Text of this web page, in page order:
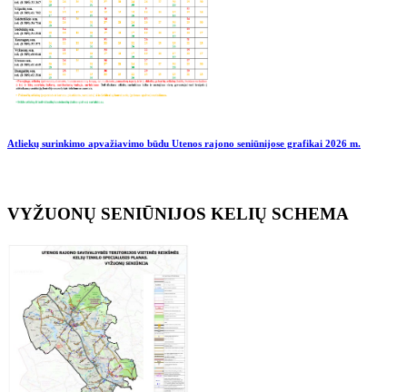
Atliekų surinkimo apvažiavimo būdu Utenos rajono seniūnijose grafikai 2026 m.
VYŽUONŲ SENIŪNIJOS KELIŲ SCHEMA